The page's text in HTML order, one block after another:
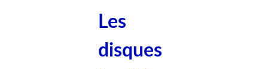
Les
disques